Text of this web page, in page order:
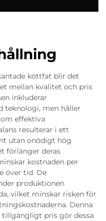
köttfat blir det
mellan kvalitet och pris
inkluderar
teknologi, men håller
effektiva
resulterar i ett
utan onödigt hög
förlänger deras
kostnaden per
över tid. De
produktionen
vilket minskar risken för
Denna
pris gör dessa